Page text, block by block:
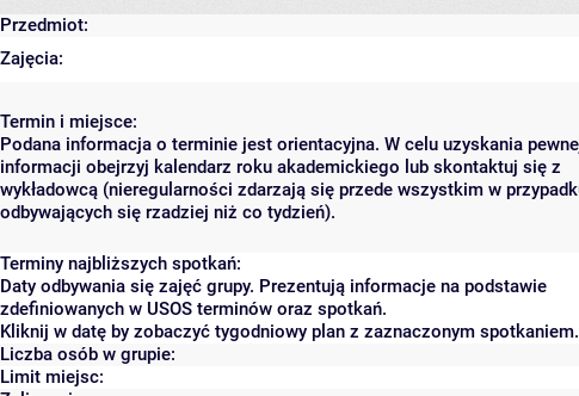
Przedmiot:
Zajęcia:
Termin i miejsce:
Podana informacja o terminie jest orientacyjna. W celu uzyskania
informacji obejrzyj kalendarz roku akademickiego lub skontaktuj się z
wykładowcą (nieregularności zdarzają się przede wszystkim w
odbywających się rzadziej niż co tydzień).
Terminy najbliższych spotkań:
Daty odbywania się zajęć grupy. Prezentują informacje na podstawie
zdefiniowanych w USOS terminów oraz spotkań.
Kliknij w datę by zobaczyć tygodniowy plan z zaznaczonym spotkaniem.
Liczba osób w grupie:
Limit miejsc: